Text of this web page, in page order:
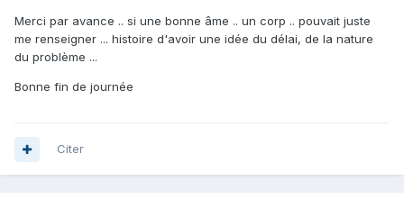
Merci par avance .. si une bonne âme .. un corp .. pouvait juste
me renseigner ... histoire d'avoir une idée du délai, de la nature
du problème ...
Bonne fin de journée
Citer